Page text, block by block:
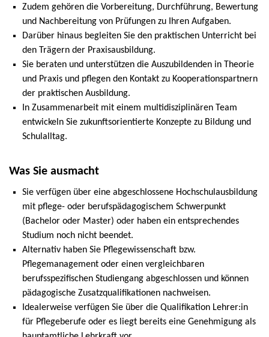
Zudem gehören die Vorbereitung, Durchführung, Bewertung
und Nachbereitung von Prüfungen zu Ihren Aufgaben.
Darüber hinaus begleiten Sie den praktischen Unterricht bei
den Trägern der Praxisausbildung.
Sie beraten und unterstützen die Auszubildenden in Theorie
und Praxis und pflegen den Kontakt zu Kooperationspartnern
der praktischen Ausbildung.
In Zusammenarbeit mit einem multidisziplinären Team
entwickeln Sie zukunftsorientierte Konzepte zu Bildung und
Schulalltag.
Was Sie ausmacht
Sie verfügen über eine abgeschlossene Hochschulausbildung
mit pflege- oder berufspädagogischem Schwerpunkt
(Bachelor oder Master) oder haben ein entsprechendes
Studium noch nicht beendet.
Alternativ haben Sie Pflegewissenschaft bzw.
Pflegemanagement oder einen vergleichbaren
berufsspezifischen Studiengang abgeschlossen und können
pädagogische Zusatzqualifikationen nachweisen.
Idealerweise verfügen Sie über die Qualifikation Lehrer:in
für Pflegeberufe oder es liegt bereits eine Genehmigung als